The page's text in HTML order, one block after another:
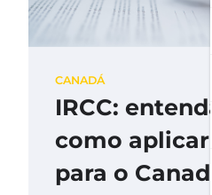
CANADÁ
IRCC: entenda
como aplicar
para o Canadá